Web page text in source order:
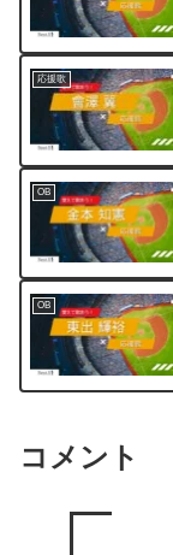
応援歌
OB
OB
コメント